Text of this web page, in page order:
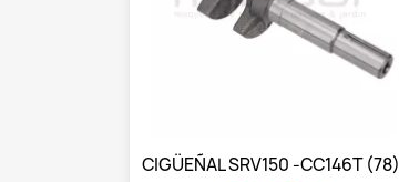
CIGÜEÑAL SRV150 -CC146T (78)